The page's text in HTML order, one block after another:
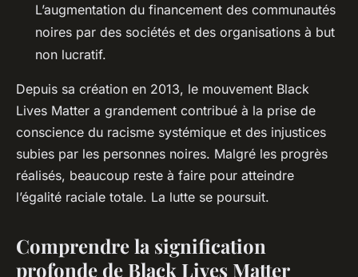
L’augmentation du financement des communautés
noires par des sociétés et des organisations à but
non lucratif.
Depuis sa création en 2013, le mouvement Black
Lives Matter a grandement contribué à la prise de
conscience du racisme systémique et des injustices
subies par les personnes noires. Malgré les progrès
réalisés, beaucoup reste à faire pour atteindre
l’égalité raciale totale. La lutte se poursuit.
Comprendre la signification
profonde de Black Lives Matter